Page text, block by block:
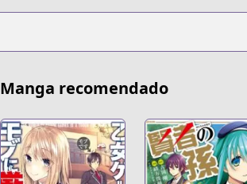
Manga recomendado